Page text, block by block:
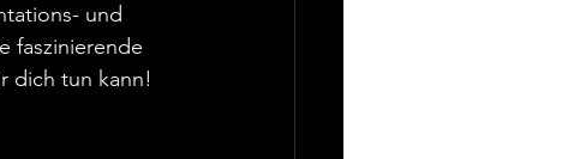
und
faszinierende
dich tun kann!